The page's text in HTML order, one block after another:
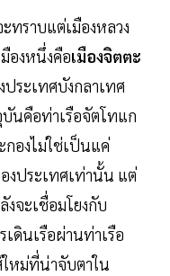
ทราบแต่เมืองหลวง
องหนึ่งคือเมืองจิตตะ
ระเทศบังกลาเทศ
นคือท่าเรือจัตโทแก
กองไม่ใช่เป็นแค่
ประเทศเท่านั้น แต่
จะเชื่อมโยงกับ
ดินเรือผ่านท่าเรือ
ใหม่ที่น่าจับตาใน